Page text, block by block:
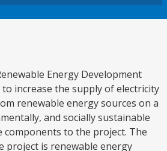
Energy Development
increase the supply of electricity
renewable energy sources on a
and socially sustainable
components to the project. The
project is renewable energy